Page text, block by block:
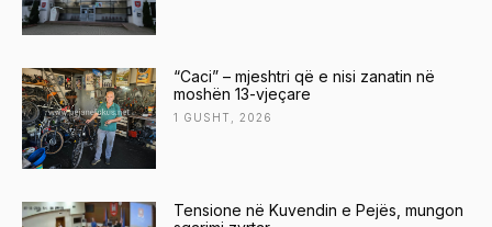
“Caci” – mjeshtri që e nisi zanatin në
moshën 13-vjeçare
1 GUSHT, 2026
Tensione në Kuvendin e Pejës, mungon